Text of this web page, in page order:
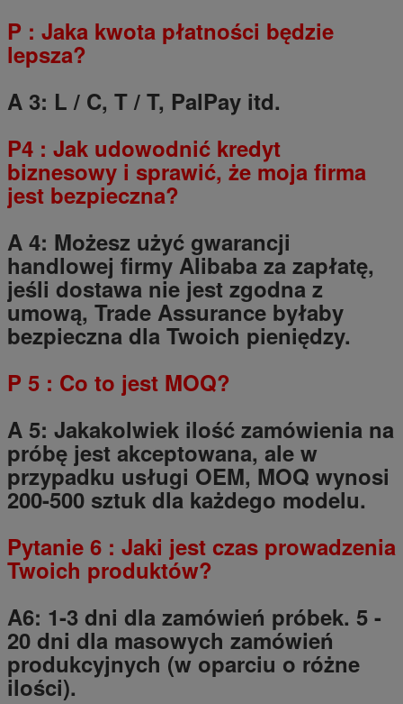
P : Jaka kwota płatności będzie
lepsza?
A 3: L / C, T / T, PalPay itd.
P4 : Jak udowodnić kredyt
biznesowy i sprawić, że moja firma
jest bezpieczna?
A 4: Możesz użyć gwarancji
handlowej firmy Alibaba za zapłatę,
jeśli dostawa nie jest zgodna z
umową, Trade Assurance byłaby
bezpieczna dla Twoich pieniędzy.
P 5 : Co to jest MOQ?
A 5: Jakakolwiek ilość zamówienia na
próbę jest akceptowana, ale w
przypadku usługi OEM, MOQ wynosi
200-500 sztuk dla każdego modelu.
Pytanie 6 : Jaki jest czas prowadzenia
Twoich produktów?
A6: 1-3 dni dla zamówień próbek. 5 -
20 dni dla masowych zamówień
produkcyjnych (w oparciu o różne
ilości).